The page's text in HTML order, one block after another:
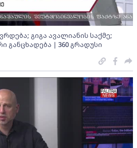
გიგა ავალიანის საქმე;
განცხადება | 360 გრადუსი